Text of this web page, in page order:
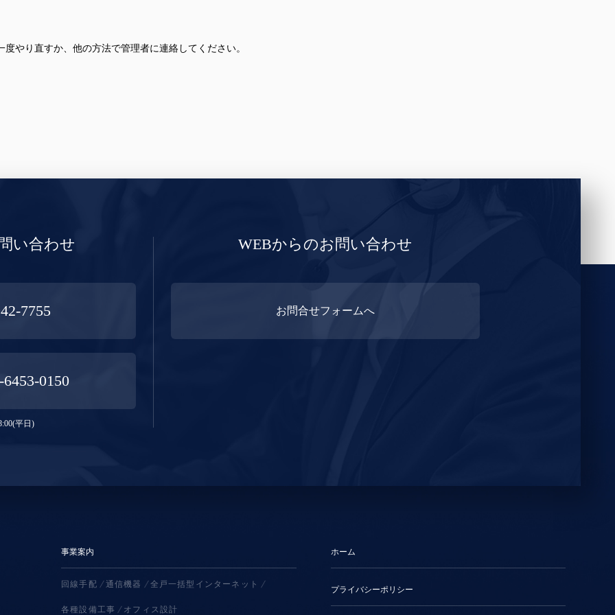
やり直すか、他の方法で管理者に連絡してください。
い合わせ
7755
6453-0150
平日)
WEBからのお問い合わせ
お問合せフォームへ
事業案内
回線手配 通信機器 全戸一括型インターネット
各種設備工事 オフィス設計
ホーム
プライバシーポリシー